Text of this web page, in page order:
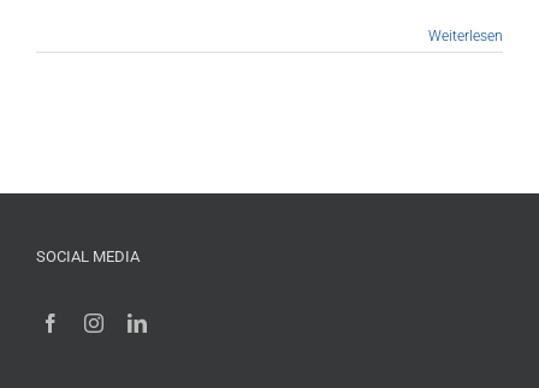
Weiterlesen
SOCIAL MEDIA